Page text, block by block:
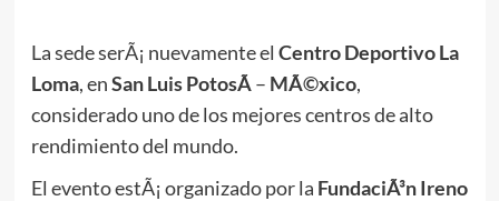
La sede serÃ¡ nuevamente el Centro Deportivo La
Loma, enSan Luis PotosÃ­– MÃ©xico,
considerado uno de los mejores centros de alto
rendimiento del mundo.
El evento estÃ¡ organizado por la FundaciÃ³n Ireno